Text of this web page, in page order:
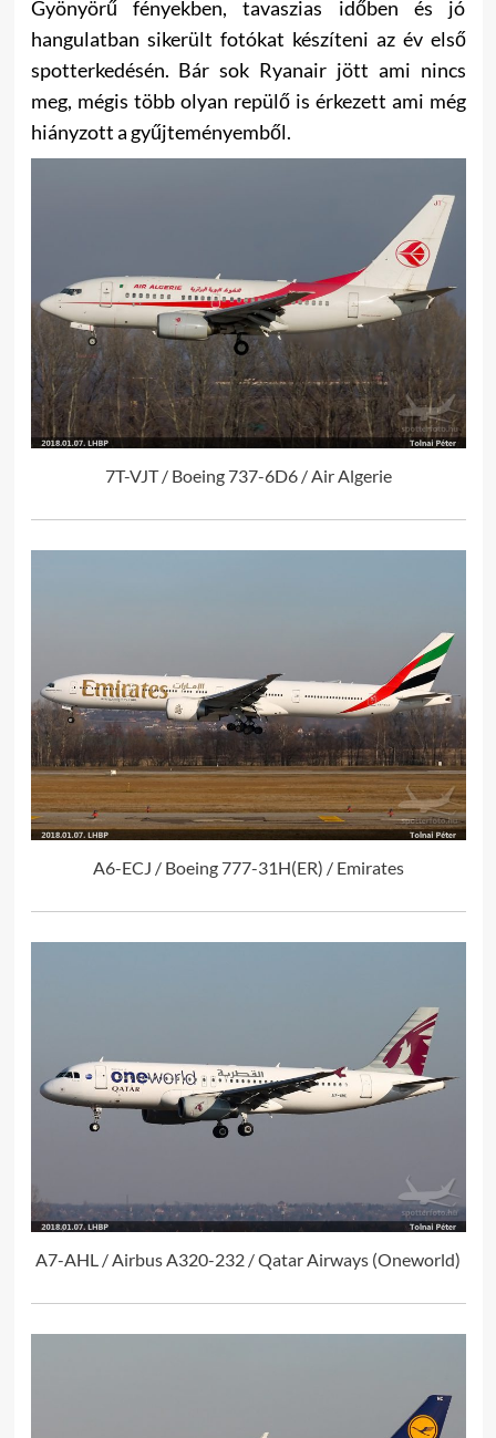
Gyönyörű fényekben, tavaszias időben és jó
hangulatban sikerült fotókat készíteni az év első
spotterkedésén. Bár sok Ryanair jött ami nincs
meg, mégis több olyan repülő is érkezett ami még
hiányzott a gyűjteményemből.
7T-VJT / Boeing 737-6D6 / Air Algerie
A6-ECJ / Boeing 777-31H(ER) / Emirates
A7-AHL / Airbus A320-232 / Qatar Airways (Oneworld)